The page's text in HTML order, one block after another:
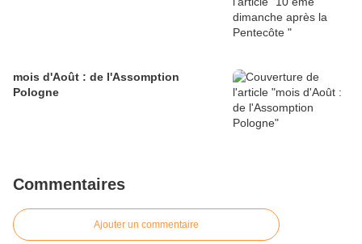
mois d'Août : de l'Assomption
Pologne
Commentaires
Ajouter un commentaire